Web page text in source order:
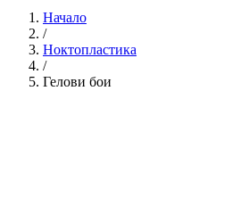
Начало
/
Ноктопластика
/
Гелови бои